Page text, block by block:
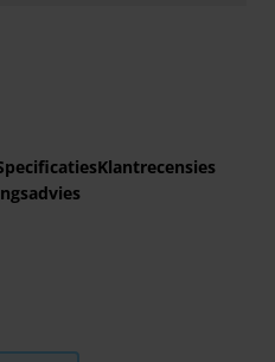
image
Klantrecensies